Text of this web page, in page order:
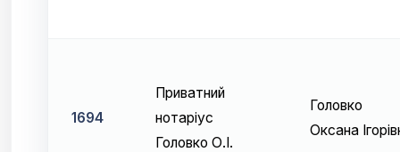
1694
Приватний
нотаріус
Головко О.І.
Головко
Оксана